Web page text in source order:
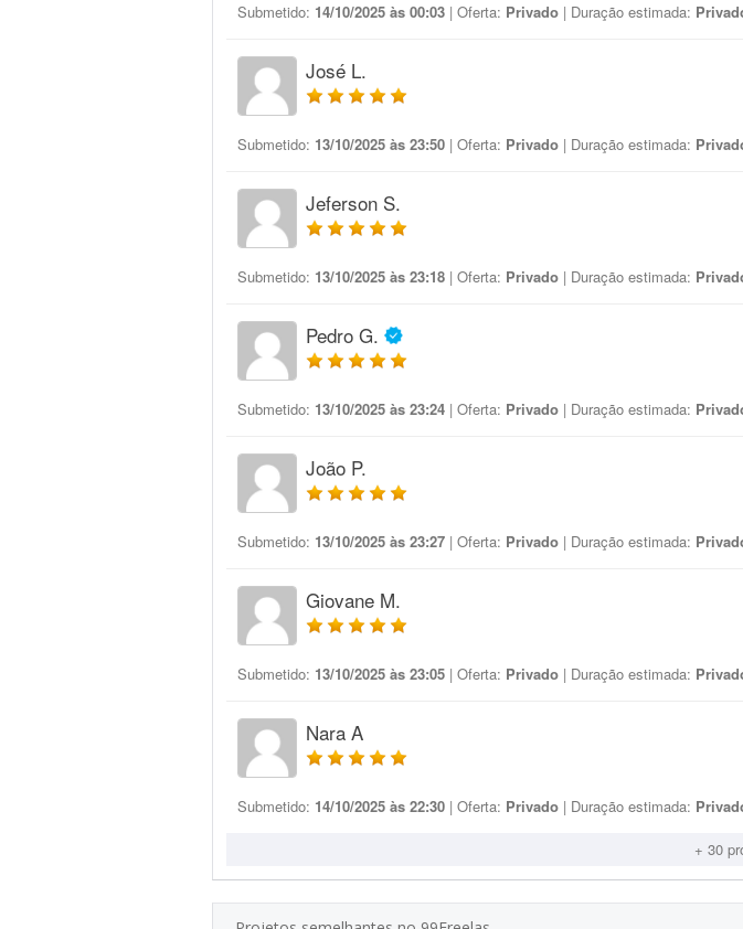
Submetido: 14/10/2025 às 00:03 | Oferta: Privado | Duração estimada:
José L.
Submetido: 13/10/2025 às 23:50 | Oferta: Privado | Duração estimada:
Jeferson S.
Submetido: 13/10/2025 às 23:18 | Oferta: Privado | Duração estimada:
Pedro G.
Submetido: 13/10/2025 às 23:24 | Oferta: Privado | Duração estimada:
João P.
Submetido: 13/10/2025 às 23:27 | Oferta: Privado | Duração estimada:
Giovane M.
Submetido: 13/10/2025 às 23:05 | Oferta: Privado | Duração estimada:
Nara A
Submetido: 14/10/2025 às 22:30 | Oferta: Privado | Duração estimada:
+ 30